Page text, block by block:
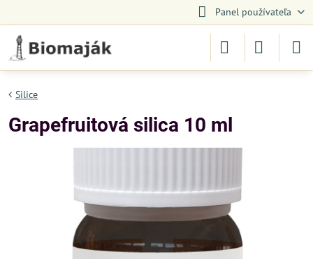
Panel používateľa
Silice
Grapefruitová silica 10 ml